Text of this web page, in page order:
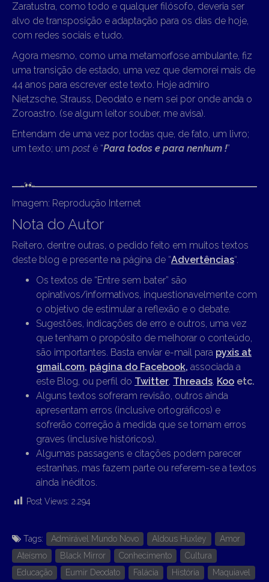
Zaratustra, como todo e qualquer filósofo, deveria ser
alvo de transposição e adaptação para os dias de hoje,
com redes sociais e tudo.
Agora mesmo, como uma metamorfose ambulante, fiz
uma transição de estado, uma vez que demorei mais de
44 anos para escrever este texto. Hoje admiro
Nietzsche, Strauss, Deodato e nem sei por onde anda o
Zoroastro. (se algum leitor souber, me avisa).
Entendam de uma vez por todas que, de fato, um livro;
um texto; um post é “Para todos e para nenhum !”
Imagem: Reprodução Internet
Nota do Autor
Reitero, dentre outras, o pedido feito em muitos textos
deste blog e presente na página de “Advertências“.
Os textos de “Entre sem bater” são
opinativos/informativos, inquestionavelmente com
o objetivo de estimular a reflexão e o debate.
Sugestões, indicações de erro e outros, uma vez
que tenham o propósito de melhorar o conteúdo,
são importantes. Basta enviar e-mail para pyxis at
gmail.com, página do Facebook, associada a
este Blog, ou perfil do Twitter, Threads, Koo etc.
Alguns textos sofreram revisão, outros ainda
apresentam erros (inclusive ortográficos) e
sofrerão correção à medida que se tornam erros
graves (inclusive históricos).
Algumas passagens e citações podem parecer
estranhas, mas fazem parte ou referem-se a textos
ainda inéditos.
Post Views: 2.294
Tags: Admirável Mundo Novo Aldous Huxley
Amor
Ateísmo
Black Mirror Conhecimento
Cultura
Educação
Eumir Deodato Falácia História
Maquiavel